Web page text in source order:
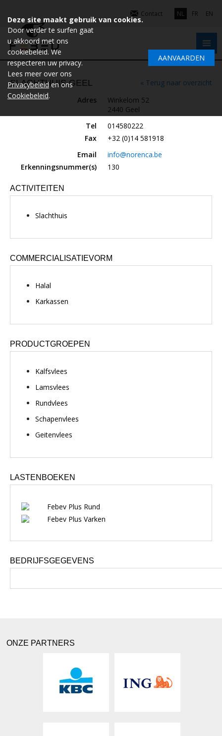
Contact NL FR EN
« Terug naar overzicht
SLACHTHUIS GEEL
Adres
Winkelom 52
2440 Geel
Tel
014580222
Fax
+32 (0)14 581918
Email
info@norenca.be
Erkenningsnummer(s)
130
ACTIVITEITEN
Slachthuis
COMMERCIALISATIEVORM
Halal
Karkassen
PRODUCTGROEPEN
Kalfsvlees
Lamsvlees
Rundvlees
Schapenvlees
Geitenvlees
LASTENBOEKEN
Febev Plus Rund
Febev Plus Varken
BEDRIJFSGEGEVENS
ONZE PARTNERS
Deze site maakt gebruik van cookies.
Door verder te surfen gaat
u akkoord met ons
cookiebeleid. We
respecteren uw privacy.
Lees meer over ons
Privacybeleiden ons
Cookiebeleid.
AANVAARDEN